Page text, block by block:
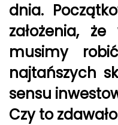
dnia.
założenia,
musimy
najtańszych
sensu
Czy to